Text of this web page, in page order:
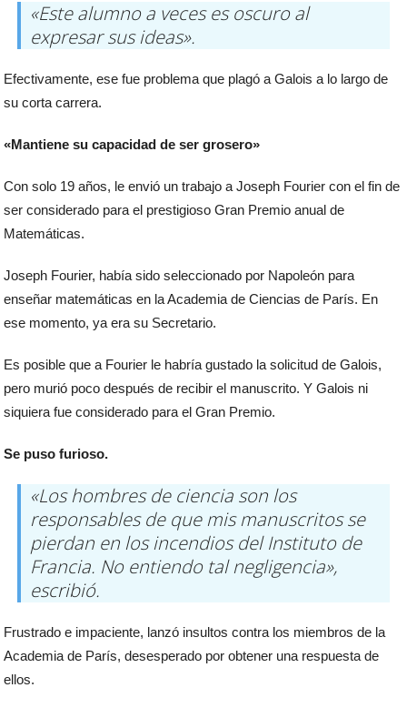
«Este alumno a veces es oscuro al
expresar sus ideas».
Efectivamente, ese fue problema que plagó a Galois a lo largo de
su corta carrera.
«Mantiene su capacidad de ser grosero»
Con solo 19 años, le envió un trabajo a Joseph Fourier con el fin de
ser considerado para el prestigioso Gran Premio anual de
Matemáticas.
Joseph Fourier, había sido seleccionado por Napoleón para
enseñar matemáticas en la Academia de Ciencias de París. En
ese momento, ya era su Secretario.
Es posible que a Fourier le habría gustado la solicitud de Galois,
pero murió poco después de recibir el manuscrito. Y Galois ni
siquiera fue considerado para el Gran Premio.
Se puso furioso.
«Los hombres de ciencia son los
responsables de que mis manuscritos se
pierdan en los incendios del Instituto de
Francia. No entiendo tal negligencia»,
escribió.
Frustrado e impaciente, lanzó insultos contra los miembros de la
Academia de París, desesperado por obtener una respuesta de
ellos.